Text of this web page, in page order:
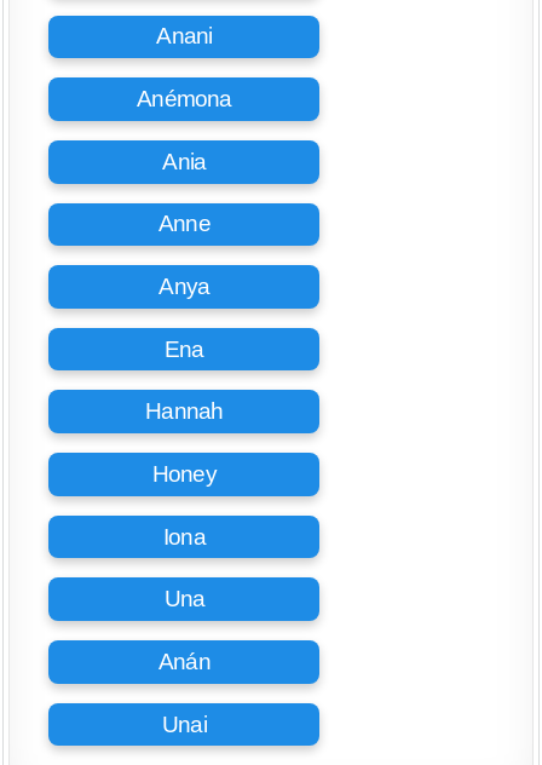
Anani
Anémona
Ania
Anne
Anya
Ena
Hannah
Honey
Iona
Una
Anán
Unai